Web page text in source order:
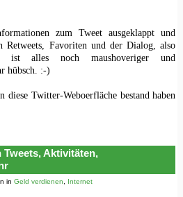
zum Tweet ausgeklappt und
Retweets, Favoriten und der Dialog, also
ist alles noch maushoveriger und
hübsch. :-)
Twitter-Weboerfläche bestand haben
Aktivitäten,
in Geld verdienen Internet